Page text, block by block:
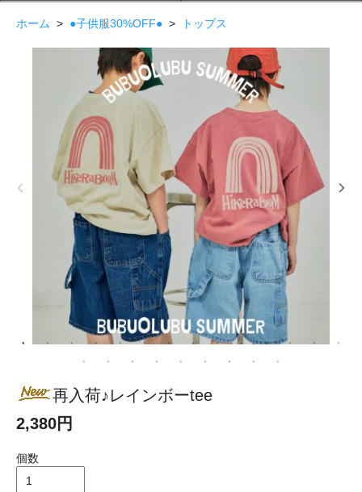
ホーム > ●子供服30%OFF● > トップス
再入荷♪レインボーtee
2,380円
個数